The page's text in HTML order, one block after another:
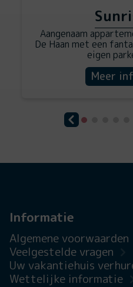
Aangenaam
De Haan met een
eigen
Meer
Informatie
Algemene voorwaarden
Veelgestelde vragen
Uw vakantiehuis
Wettelijke informatie